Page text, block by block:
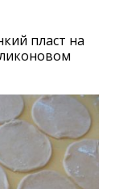
пласт на